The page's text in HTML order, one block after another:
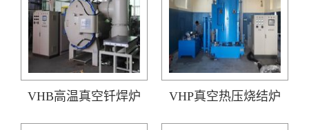
VHB高温真空钎焊炉 VHP真空热压烧结炉